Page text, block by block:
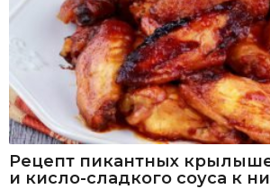
Рецепт пикантных
и кисло-сладкого соуса к